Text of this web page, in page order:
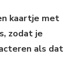
kaartje met
zodat je
als dat